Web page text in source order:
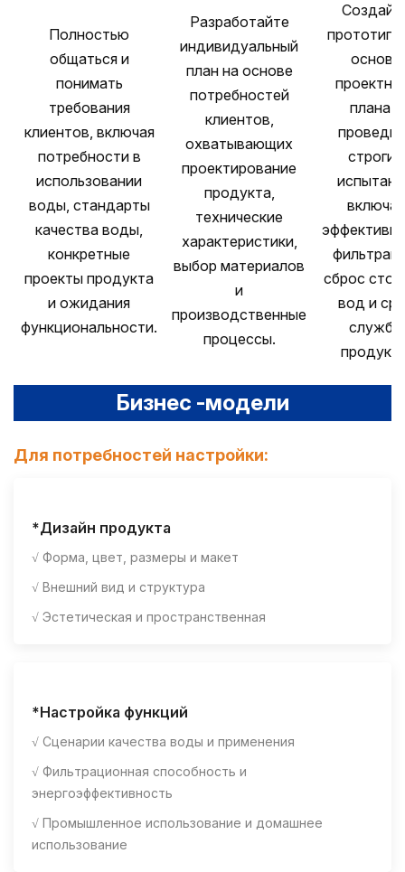
Полностью
общаться и
понимать
требования
клиентов, включая
потребности в
использовании
воды, стандарты
качества воды,
конкретные
проекты продукта
и ожидания
функциональности.
Разработайте
индивидуальный
план на основе
потребностей
клиентов,
охватывающих
проектирование
продукта,
технические
характеристики,
выбор материалов
и
производственные
процессы.
основе
плана и
строгие
включая
сброс
вод и
службы
Бизнес -модели
Для потребностей настройки:
*Дизайн продукта
√ Форма, цвет, размеры и макет
√ Внешний вид и структура
√ Эстетическая и пространственная
*Настройка функций
√ Сценарии качества воды и применения
√ Фильтрационная способность и
энергоэффективность
√ Промышленное использование и домашнее
использование